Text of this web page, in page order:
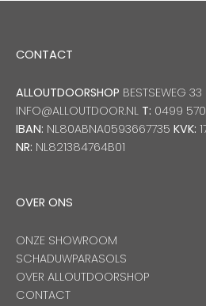
CONTACT
ALLOUTDOORSHOP BESTSEWEG
INFO@ALLOUTDOOR.NL T: 0499 570
IBAN: NL80ABNA0593667735 KVK:
NR: NL821384764B01
OVER ONS
ONZE SHOWROOM
SCHADUWPARASOLS
OVER ALLOUTDOORSHOP
CONTACT